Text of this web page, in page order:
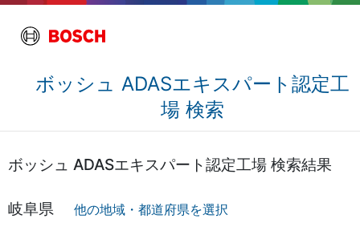
ボッシュ ADASエキスパート認定工
場 検索
ボッシュ ADASエキスパート認定工場 検索結果
岐阜県 他の地域・都道府県を選択